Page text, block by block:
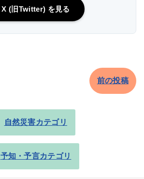
X (旧Twitter) を見る
前の投稿
自然災害カテゴリ
予知・予言カテゴリ